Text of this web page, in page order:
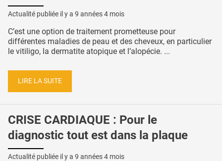
Actualité publiée il y a 9 années 4 mois
C’est une option de traitement prometteuse pour
différentes maladies de peau et des cheveux, en particulier
le vitiligo, la dermatite atopique et l’alopécie. ...
LIRE LA SUITE
CRISE CARDIAQUE : Pour le
diagnostic tout est dans la plaque
Actualité publiée il y a 9 années 4 mois